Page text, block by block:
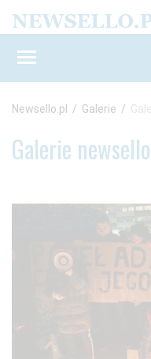
Newsello.pl / Galerie /
Galerie